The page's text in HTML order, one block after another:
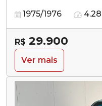
1975/1976
R$ 29.900
Ver mais